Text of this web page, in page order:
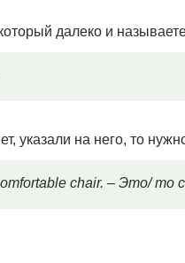
далеко и
указали на него, то
chair. – Это/